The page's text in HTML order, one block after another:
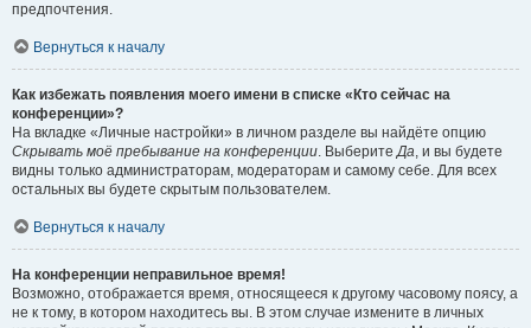
предпочтения.
Вернуться к началу
Как избежать появления моего имени в списке «Кто сейчас на
конференции»?
На вкладке «Личные настройки» в личном разделе вы найдёте опцию
Скрывать моё пребывание на конференции. ВыберитеДа, и вы будете
видны только администраторам, модераторам и самому себе. Для всех
остальных вы будете скрытым пользователем.
Вернуться к началу
На конференции неправильное время!
Возможно, отображается время, относящееся к другому часовому поясу, а
не к тому, в котором находитесь вы. В этом случае измените в личных